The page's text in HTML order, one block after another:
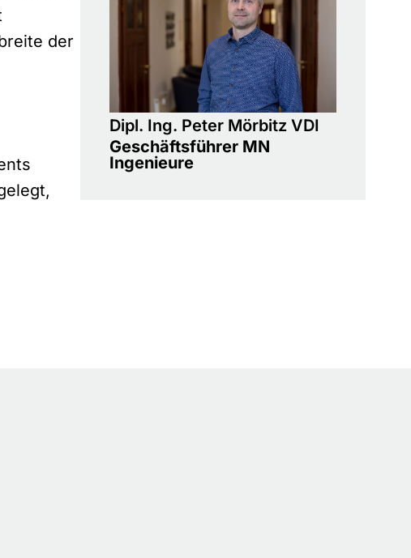
der
Dipl. Ing. Peter Mörbitz VDI
Geschäftsführer MN
Ingenieure